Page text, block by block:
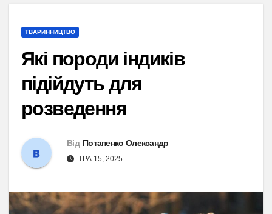
ТВАРИННИЦТВО
Які породи індиків
підійдуть для
розведення
Від Потапенко Олександр
ТРА 15, 2025